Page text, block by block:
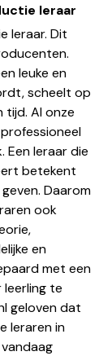
leraar
leraar. Dit
leuke en
scheelt op
tijd. Al onze
Een leraar die
betekent
Daarom
ook
en
met een
te
geloven dat
leraren in